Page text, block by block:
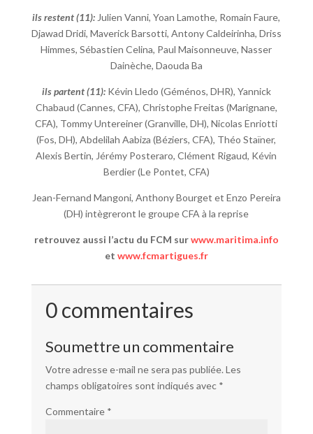
ils restent (11): Julien Vanni, Yoan Lamothe, Romain Faure,
Djawad Dridi, Maverick Barsotti, Antony Caldeirinha, Driss
Himmes, Sébastien Celina, Paul Maisonneuve, Nasser
Dainèche, Daouda Ba
ils partent (11):Kévin Lledo (Géménos, DHR), Yannick
Chabaud (Cannes, CFA), Christophe Freitas (Marignane,
CFA), Tommy Untereiner (Granville, DH), Nicolas Enriotti
(Fos, DH), Abdelilah Aabiza (Béziers, CFA), Théo Staïner,
Alexis Bertin, Jérémy Posteraro, Clément Rigaud, Kévin
Berdier (Le Pontet, CFA)
Jean-Fernand Mangoni, Anthony Bourget et Enzo Pereira
(DH) intègreront le groupe CFA à la reprise
retrouvez aussi l’actu du FCM surwww.maritima.info
et www.fcmartigues.fr
0 commentaires
Soumettre un commentaire
Votre adresse e-mail ne sera pas publiée. Les
champs obligatoires sont indiqués avec *
Commentaire *